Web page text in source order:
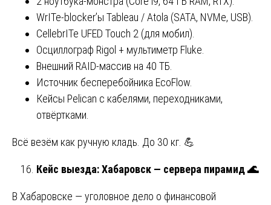
WrITe-blocker’ы Tableau / Atola (SATA, NVMe, USB).
CellebrITe UFED Touch 2 (для мобил).
Осциллограф Rigol + мультиметр Fluke.
Внешний RAID-массив на 40 ТБ.
Источник бесперебойника EcoFlow.
Кейсы Pelican с кабелями, переходниками,
отвёртками.
Всё везём как ручную кладь. До 30 кг. 💪
Кейс выезда: Хабаровск — сервера пирамид🌊
В Хабаровске — уголовное дело о финансовой